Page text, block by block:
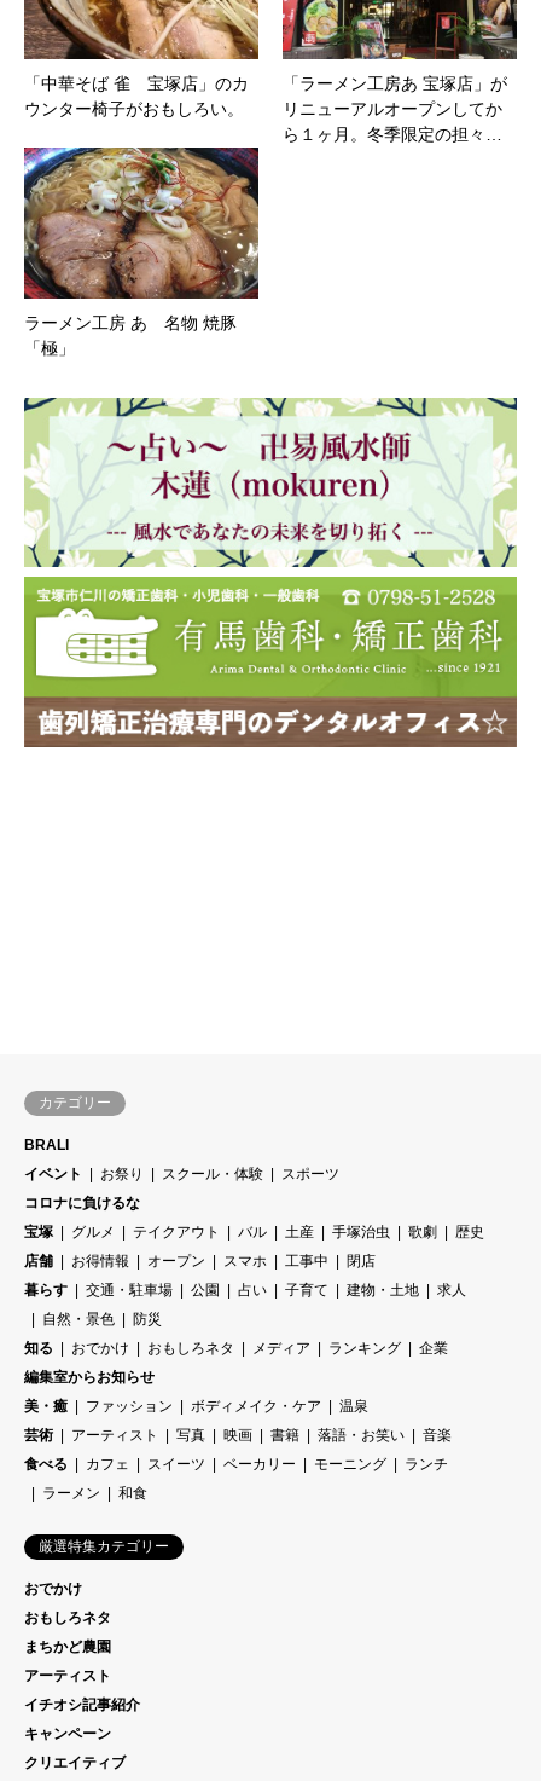
「中華そば 雀 宝塚店」のカ
ウンター椅子がおもしろい。
「ラーメン工房あ 宝塚店」が
リニューアルオープンしてか
ら１ヶ月。冬季限定の担々…
ラーメン工房 あ 名物 焼豚
「極」
カテゴリー
BRALI
イベント
お祭り スクール・体験
スポーツ
コロナに負けるな
宝塚
グルメ テイクアウト バル 土産 手塚治虫 歌劇
歴史
店舗
お得情報 オープン スマホ 工事中
閉店
暮らす
交通・駐車場 公園 占い 子育て 建物・土地
求人
自然・景色
防災
知る
おでかけ おもしろネタ メディア ランキング
企業
編集室からお知らせ
美・癒
ファッション ボディメイク・ケア
温泉
芸術
アーティスト 写真 映画 書籍 落語・お笑い
音楽
食べる
カフェ スイーツ ベーカリー モーニング
ランチ
ラーメン
和食
厳選特集カテゴリー
おでかけ
おもしろネタ
まちかど農園
アーティスト
イチオシ記事紹介
キャンペーン
クリエイティブ